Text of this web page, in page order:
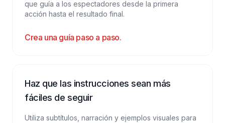
que guía a los espectadores desde la primera
acción hasta el resultado final.
Crea una guía paso a paso.
Haz que las instrucciones sean más
fáciles de seguir
Utiliza subtítulos, narración y ejemplos visuales para